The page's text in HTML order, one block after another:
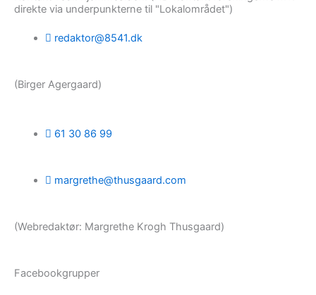
direkte via underpunkterne til "Lokalområdet")
redaktor@8541.dk
(Birger Agergaard)
61 30 86 99
margrethe@thusgaard.com
(Webredaktør: Margrethe Krogh Thusgaard)
Facebookgrupper